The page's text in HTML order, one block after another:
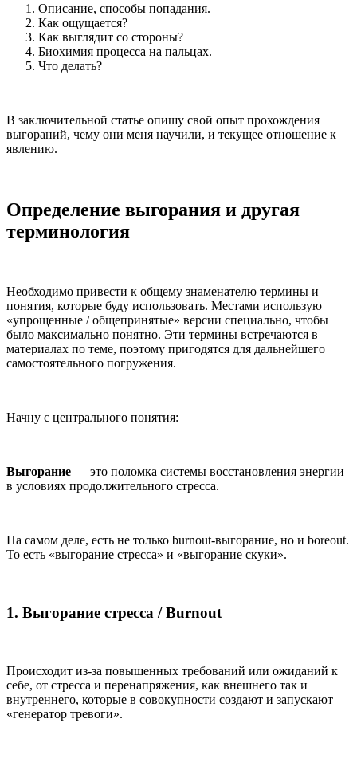
Описание, способы попадания.
Как ощущается?
Как выглядит со стороны?
Биохимия процесса на пальцах.
Что делать?
В заключительной статье опишу свой опыт прохождения
выгораний, чему они меня научили, и текущее отношение к
явлению.
Определение выгорания и другая
терминология
Необходимо привести к общему знаменателю термины и
понятия, которые буду использовать. Местами использую
«упрощенные / общепринятые» версии специально, чтобы
было максимально понятно. Эти термины встречаются в
материалах по теме, поэтому пригодятся для дальнейшего
самостоятельного погружения.
Начну с центрального понятия:
Выгорание — это поломка системы восстановления энергии
в условиях продолжительного стресса.
На самом деле, есть не только burnout-выгорание, но и boreout.
То есть «выгорание стресса» и «выгорание скуки».
1. Выгорание стресса / Burnout
Происходит из-за повышенных требований или ожиданий к
себе, от стресса и перенапряжения, как внешнего так и
внутреннего, которые в совокупности создают и запускают
«генератор тревоги».